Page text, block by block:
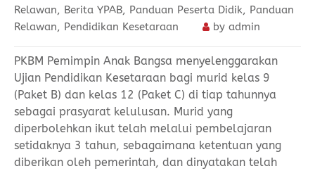
Relawan, Berita YPAB, Panduan Peserta Didik, Panduan
Relawan, Pendidikan Kesetaraan by admin
PKBM Pemimpin Anak Bangsa menyelenggarakan
Ujian Pendidikan Kesetaraan bagi murid kelas 9
(Paket B) dan kelas 12 (Paket C) di tiap tahunnya
sebagai prasyarat kelulusan. Murid yang
diperbolehkan ikut telah melalui pembelajaran
setidaknya 3 tahun, sebagaimana ketentuan yang
diberikan oleh pemerintah, dan dinyatakan telah